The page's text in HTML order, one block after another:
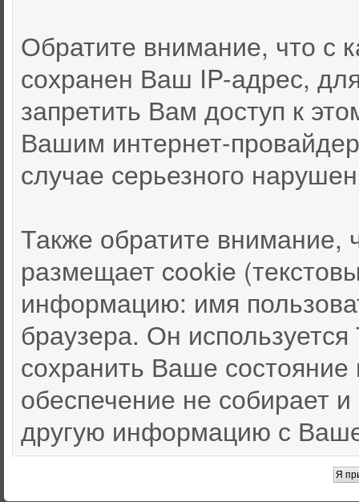
Обратите внимание, что с
сохранен Ваш IP-адрес,
запретить Вам доступ к
Вашим интернет-
случае серьезного
Также обратите внимание,
размещает cookie
информацию: имя
браузера. Он
сохранить Ваше
обеспечение не собирает
другую информацию с